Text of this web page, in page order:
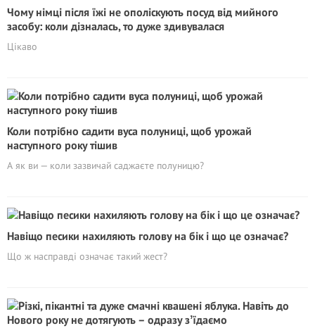
Чому німці після їжі не ополіскують посуд від мийного
засобу: коли дізналась, то дуже здивувалася
Цікаво
Коли потрібно садити вуса полуниці, щоб урожай
наступного року тішив
А як ви — коли зазвичай саджаєте полуницю?
Навіщо песики нахиляють голову на бік і що це означає?
Що ж насправді означає такий жест?